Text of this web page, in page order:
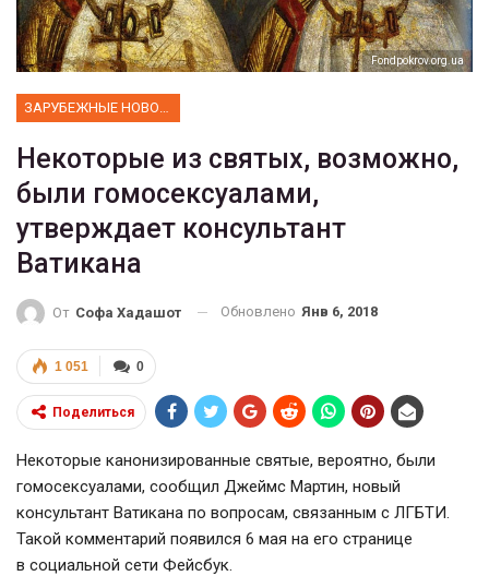
Fondpokrov.org.ua
ЗАРУБЕЖНЫЕ НОВОСТИ
Некоторые из святых, возможно,
были гомосексуалами,
утверждает консультант
Ватикана
От Софа Хадашот Обновлено Янв 6, 2018
0
1 051
Поделиться
Некоторые канонизированные святые, вероятно, были
гомосексуалами, сообщил Джеймс Мартин, новый
консультант Ватикана по вопросам, связанным с ЛГБТИ.
Такой комментарий появился 6 мая на его странице
в социальной сети Фейсбук.